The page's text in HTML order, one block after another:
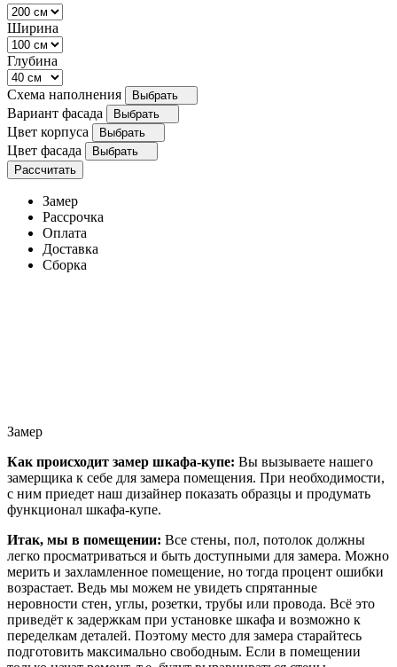
Ширина
Глубина
Схема наполнения Выбрать
Вариант фасада Выбрать
Цвет корпуса Выбрать
Цвет фасада
Выбрать
Рассчитать
Замер
Рассрочка
Оплата
Доставка
Сборка
Замер
Как происходит замер шкафа-купе: Вы вызываете нашего
замерщика к себе для замера помещения. При необходимости,
с ним приедет наш дизайнер показать образцы и продумать
функционал шкафа-купе.
Итак, мы в помещении: Все стены, пол, потолок должны
легко просматриваться и быть доступными для замера. Можно
мерить и захламленное помещение, но тогда процент ошибки
возрастает. Ведь мы можем не увидеть спрятанные
неровности стен, углы, розетки, трубы или провода. Всё это
приведёт к задержкам при установке шкафа и возможно к
переделкам деталей. Поэтому место для замера старайтесь
подготовить максимально свободным. Если в помещении